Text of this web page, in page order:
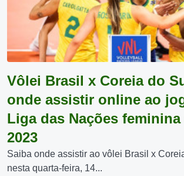
Vôlei Brasil x Coreia do
onde assistir online ao
Liga das Nações
2023
Saiba onde assistir ao vôlei Brasil x
nesta quarta-feira, 14...